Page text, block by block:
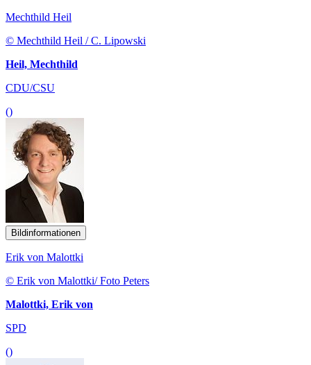
Mechthild Heil
© Mechthild Heil / C. Lipowski
Heil, Mechthild
CDU/CSU
()
Bildinformationen
Erik von Malottki
© Erik von Malottki/ Foto Peters
Malottki, Erik von
SPD
()